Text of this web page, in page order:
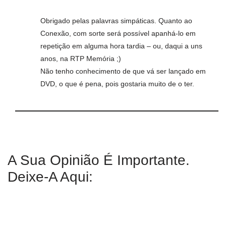
Obrigado pelas palavras simpáticas. Quanto ao
Conexão, com sorte será possível apanhá-lo em
repetição em alguma hora tardia – ou, daqui a uns
anos, na RTP Memória ;)
Não tenho conhecimento de que vá ser lançado em
DVD, o que é pena, pois gostaria muito de o ter.
A Sua Opinião É Importante.
Deixe-A Aqui: